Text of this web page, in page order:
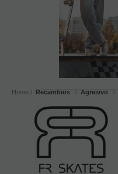
Home Recambios Agresivo